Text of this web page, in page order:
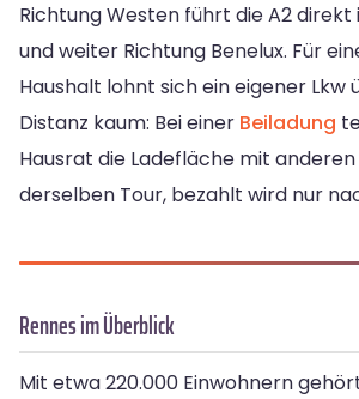
Richtung Westen führt die A2 direkt
und weiter Richtung Benelux. Für
Haushalt lohnt sich ein eigener Lkw
Distanz kaum: Bei einer Beiladung
Hausrat die Ladefläche mit
derselben Tour, bezahlt wird nur
Rennes im Überblick
Mit etwa 220.000 Einwohnern